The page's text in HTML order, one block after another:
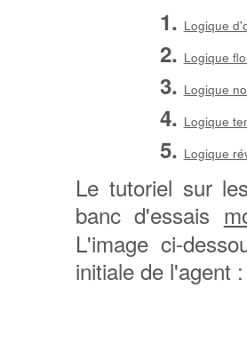
Logique
Logique
Logique
Logique
Logique
Le tutoriel sur
banc d'essais
L'image ci-
initiale de l'agent :